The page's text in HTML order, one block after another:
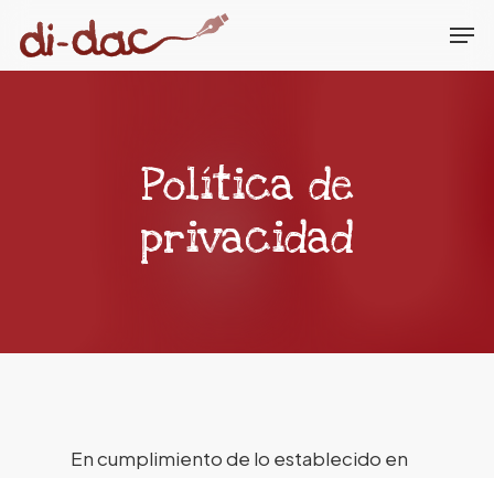
Skip
Política de
privacidad
En cumplimiento de lo establecido en
Close